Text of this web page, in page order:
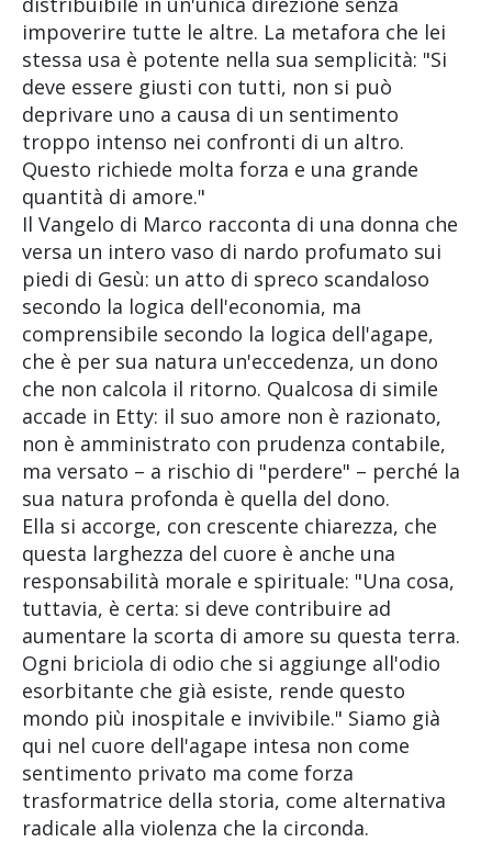
impoverire tutte le altre. La metafora che lei
stessa usa è potente nella sua semplicità: "Si
deve essere giusti con tutti, non si può
deprivare uno a causa di un sentimento
troppo intenso nei confronti di un altro.
Questo richiede molta forza e una grande
quantità di amore."
Il Vangelo di Marco racconta di una donna che
versa un intero vaso di nardo profumato sui
piedi di Gesù: un atto di spreco scandaloso
secondo la logica dell'economia, ma
comprensibile secondo la logica dell'agape,
che è per sua natura un'eccedenza, un dono
che non calcola il ritorno. Qualcosa di simile
accade in Etty: il suo amore non è razionato,
non è amministrato con prudenza contabile,
ma versato – a rischio di "perdere" – perché la
sua natura profonda è quella del dono.
Ella si accorge, con crescente chiarezza, che
questa larghezza del cuore è anche una
responsabilità morale e spirituale: "Una cosa,
tuttavia, è certa: si deve contribuire ad
aumentare la scorta di amore su questa terra.
Ogni briciola di odio che si aggiunge all'odio
esorbitante che già esiste, rende questo
mondo più inospitale e invivibile." Siamo già
qui nel cuore dell'agape intesa non come
sentimento privato ma come forza
trasformatrice della storia, come alternativa
radicale alla violenza che la circonda.